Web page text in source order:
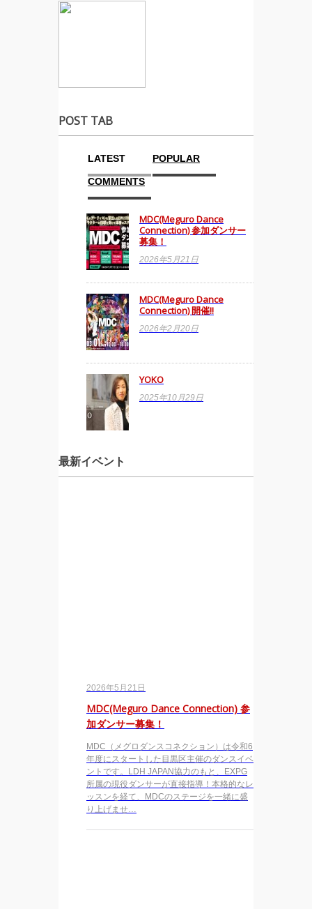
POST TAB
LATEST POPULAR
COMMENTS
MDC(Meguro Dance
Connection) 参加ダンサー
募集！
2026年5月21日
MDC(Meguro Dance
Connection) 開催!!
2026年2月20日
YOKO
2025年10月29日
最新イベント
2026年5月21日
MDC(Meguro Dance Connection) 参
加ダンサー募集！
MDC（メグロダンスコネクション）は令和6
年度にスタートした目黒区主催のダンスイベ
ントです。LDH JAPAN協力のもと、EXPG
所属の現役ダンサーが直接指導！本格的なレ
ッスンを経て、MDCのステージを一緒に盛
り上げませ…